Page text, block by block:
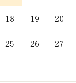
18 19 20
25 26 27